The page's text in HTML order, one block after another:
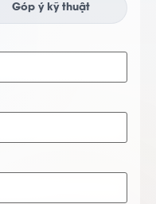
Góp ý kỹ thuật